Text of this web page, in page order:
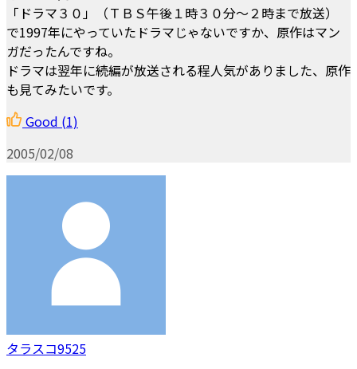
「ドラマ３０」（ＴＢＳ午後１時３０分～２時まで放送）
で1997年にやっていたドラマじゃないですか、原作はマン
ガだったんですね。
ドラマは翌年に続編が放送される程人気がありました、原作
も見てみたいです。
Good (1)
2005/02/08
タラスコ9525